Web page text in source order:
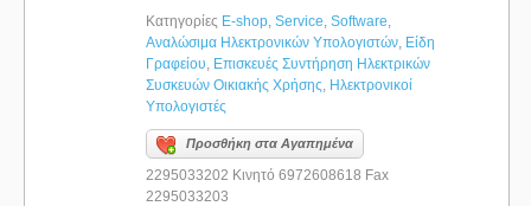
Κατηγορίες E-shop, Service, Software,
Αναλώσιμα Ηλεκτρονικών Υπολογιστών, Είδη
Γραφείου, Επισκευές Συντήρηση Ηλεκτρικών
Συσκευών Οικιακής Χρήσης, Ηλεκτρονικοί
Υπολογιστές
Προσθήκη στα Αγαπημένα
2295033202 Κινητό 6972608618 Fax
2295033203